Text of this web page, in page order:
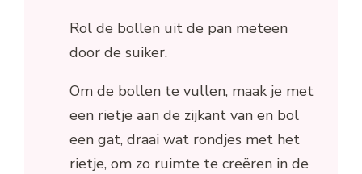
Rol de bollen uit de pan meteen
door de suiker.
Om de bollen te vullen, maak je met
een rietje aan de zijkant van en bol
een gat, draai wat rondjes met het
rietje, om zo ruimte te creëren in de